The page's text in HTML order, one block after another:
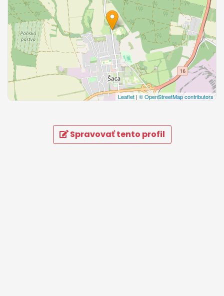
Leaflet | © OpenStreetMap contributors
Spravovať tento profil